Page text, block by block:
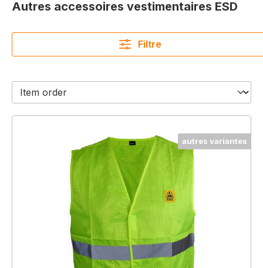
Autres accessoires vestimentaires ESD
Filtre
autres variantes